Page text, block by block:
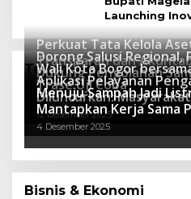
Launching
Program
Teknologi
Perkuat Tata Kelola
Transparan dan
Luncurkan SIMASDA
8 Juli 2026
Dorong Salusi Regional,
Dukung Pengolahan
8 April 2026
Wali Kota Bogor
Trase Uji Coba
7 Januari 2026
Aplikasi Pelayanan
Diluncurkan:
Lebih Cepat, Mudah,
12 Desember 2025
Menuju Sampah Jadi
Mantapkan Kerja Sama
4 Desember 2025
Bisnis & Ekonomi